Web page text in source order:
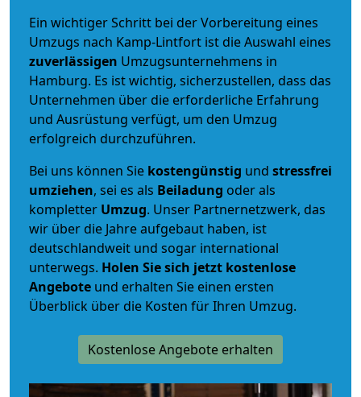
Ein wichtiger Schritt bei der Vorbereitung eines
Umzugs nach Kamp-Lintfort ist die Auswahl eines
zuverlässigen Umzugsunternehmens in
Hamburg. Es ist wichtig, sicherzustellen, dass das
Unternehmen über die erforderliche Erfahrung
und Ausrüstung verfügt, um den Umzug
erfolgreich durchzuführen.
Bei uns können Sie kostengünstig und stressfrei
umziehen, sei es als Beiladung oder als
kompletter Umzug. Unser Partnernetzwerk, das
wir über die Jahre aufgebaut haben, ist
deutschlandweit und sogar international
unterwegs. Holen Sie sich jetzt kostenlose
Angebote und erhalten Sie einen ersten
Überblick über die Kosten für Ihren Umzug.
Kostenlose Angebote erhalten